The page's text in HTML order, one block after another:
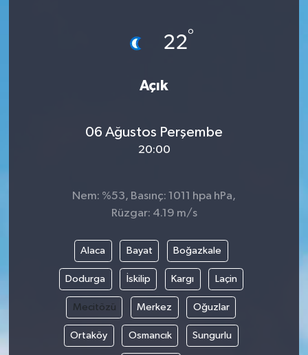
22°
Açık
06 Ağustos Perşembe
20:00
Nem: %53, Basınç: 1011 hpa hPa,
Rüzgar: 4.19 m/s
Alaca Bayat Boğazkale
Dodurga İskilip Kargı Laçin
Mecitözü Merkez Oğuzlar
Ortaköy Osmancık Sungurlu